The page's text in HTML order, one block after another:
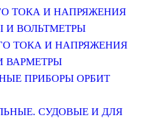
ТОКА И НАПРЯЖЕНИЯ
И ВОЛЬТМЕТРЫ
ТОКА И НАПРЯЖЕНИЯ
ВАРМЕТРЫ
ПРИБОРЫ ОРБИТ
СУДОВЫЕ И ДЛЯ